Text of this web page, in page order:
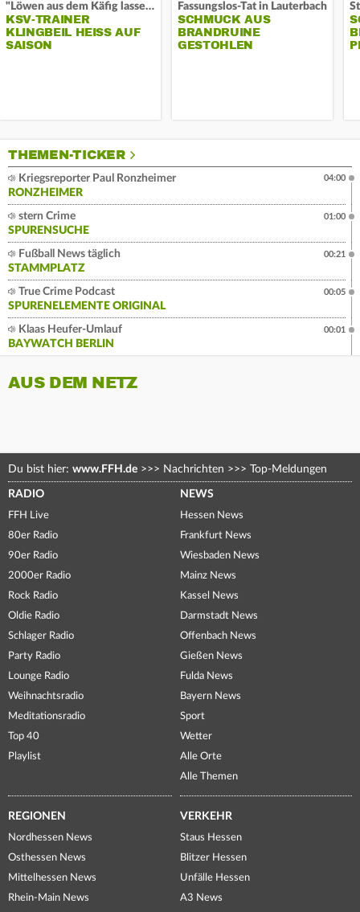
"Löwen aus dem Käfig lassen"
KSV-TRAINER
KLINGBEIL HEISS AUF S
AISON
Fassungslos-Tat in Lauterbach
SCHMUCK AUS
BRANDRUINE
GESTOHLEN
THEMEN-TICKER
Kriegsreporter Paul Ronzheimer
RONZHEIMER
04:00
stern Crime
SPURENSUCHE
01:00
Fußball News täglich
STAMMPLATZ
00:21
True Crime Podcast
SPURENELEMENTE ORIGINAL
00:05
Klaas Heufer-Umlauf
BAYWATCH BERLIN
00:01
AUS DEM NETZ
Du bist hier: www.FFH.de >>> Nachrichten >>> Top-Meldungen
RADIO
FFH Live
80er Radio
90er Radio
2000er Radio
Rock Radio
Oldie Radio
Schlager Radio
Party Radio
Lounge Radio
Weihnachtsradio
Meditationsradio
Top 40
Playlist
NEWS
Hessen News
Frankfurt News
Wiesbaden News
Mainz News
Kassel News
Darmstadt News
Offenbach News
Gießen News
Fulda News
Bayern News
Sport
Wetter
Alle Orte
Alle Themen
REGIONEN
Nordhessen News
Osthessen News
Mittelhessen News
Rhein-Main News
VERKEHR
Staus Hessen
Blitzer Hessen
Unfälle Hessen
A3 News